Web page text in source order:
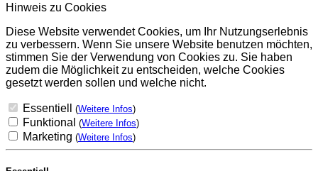
Hinweis zu Cookies
Diese Website verwendet Cookies, um Ihr Nutzungserlebnis
zu verbessern. Wenn Sie unsere Website benutzen möchten,
stimmen Sie der Verwendung von Cookies zu. Sie haben
zudem die Möglichkeit zu entscheiden, welche Cookies
gesetzt werden sollen und welche nicht.
Essentiell (Weitere Infos)
Funktional (Weitere Infos)
Marketing (Weitere Infos)